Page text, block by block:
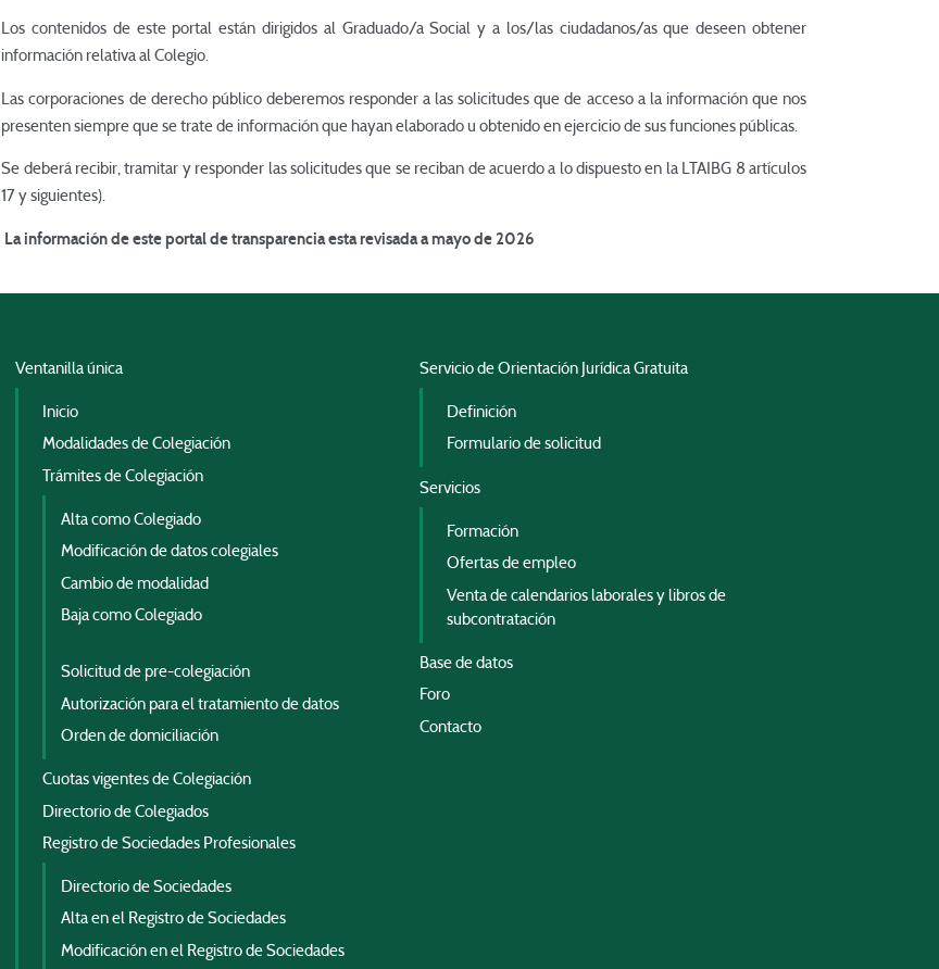
Los contenidos de este portal están dirigidos al Graduado/a Social y a los/las ciudadanos/as que deseen obtener
información relativa al Colegio.
Las corporaciones de derecho público deberemos responder a las solicitudes que de acceso a la información que nos
presenten siempre que se trate de información que hayan elaborado u obtenido en ejercicio de sus funciones públicas.
Se deberá recibir, tramitar y responder las solicitudes que se reciban de acuerdo a lo dispuesto en la LTAIBG 8 artículos
17 y siguientes).
La información de este portal de transparencia esta revisada a mayo de 2026
Ventanilla única
Inicio
Modalidades de Colegiación
Trámites de Colegiación
Alta como Colegiado
Modificación de datos colegiales
Cambio de modalidad
Baja como Colegiado
Solicitud de pre-colegiación
Autorización para el tratamiento de datos
Orden de domiciliación
Cuotas vigentes de Colegiación
Directorio de Colegiados
Registro de Sociedades Profesionales
Directorio de Sociedades
Alta en el Registro de Sociedades
Modificación en el Registro de Sociedades
Servicio de Orientación Jurídica Gratuita
Definición
Formulario de solicitud
Servicios
Formación
Ofertas de empleo
Venta de calendarios laborales y libros de
subcontratación
Base de datos
Foro
Contacto